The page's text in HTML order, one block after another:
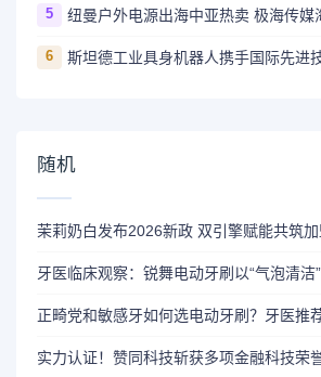
5
6
随机
茉莉奶白发布2026新政 双引擎赋能共筑
正畸党和敏感牙如何选电动牙刷？牙医推
实力认证！赞同科技斩获多项金融科技荣